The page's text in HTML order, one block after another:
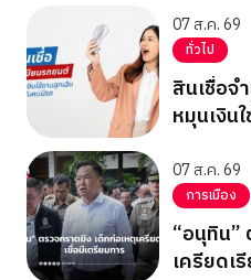
07 ส.ค. 69
ทั่วไป
สินเชื่อจ
หมุนเงิน
07 ส.ค. 69
การเมือง
“อนุทิน”
เครียดเ